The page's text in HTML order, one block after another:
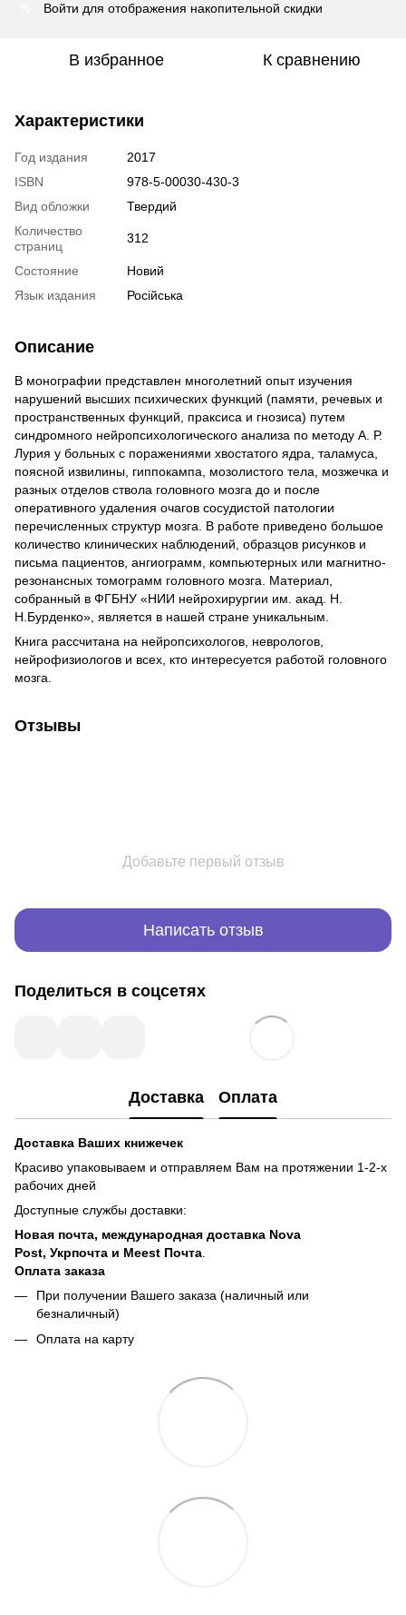
Войти для отображения накопительной скидки
В избранное К сравнению
Характеристики
Год издания
2017
ISBN
978-5-00030-430-3
Вид обложки
Твердий
Количество
страниц
312
Состояние
Новий
Язык издания
Російська
Описание
В монографии представлен многолетний опыт изучения
нарушений высших психических функций (памяти, речевых и
пространственных функций, праксиса и гнозиса) путем
синдромного нейропсихологического анализа по методу А. Р.
Лурия у больных с поражениями хвостатого ядра, таламуса,
поясной извилины, гиппокампа, мозолистого тела, мозжечка и
разных отделов ствола головного мозга до и после
оперативного удаления очагов сосудистой патологии
перечисленных структур мозга. В работе приведено большое
количество клинических наблюдений, образцов рисунков и
письма пациентов, ангиограмм, компьютерных или магнитно-
резонансных томограмм головного мозга. Материал,
собранный в ФГБНУ «НИИ нейрохирургии им. акад. Н.
Н.Бурденко», является в нашей стране уникальным.
Книга рассчитана на нейропсихологов, неврологов,
нейрофизиологов и всех, кто интересуется работой головного
мозга.
Отзывы
Добавьте первый отзыв
Написать отзыв
Поделиться в соцсетях
Доставка Оплата
Доставка Ваших книжечек
Красиво упаковываем и отправляем Вам на протяжении 1-2-х
рабочих дней
Доступные службы доставки:
Новая почта, международная доставка Nova
Post, Укрпочта и Meest Почта
Оплата заказа
При получении Вашего заказа (наличный или
безналичный)
Оплата на карту